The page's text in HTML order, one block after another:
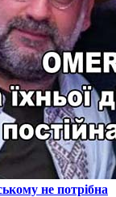
не потрібна